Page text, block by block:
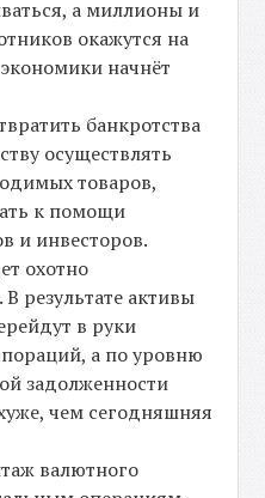
а миллионы и
окажутся на
начнёт
банкротства
осуществлять
товаров,
к помощи
и инвесторов.
охотно
результате активы
в руки
а по уровню
задолженности
чем сегодняшняя
валютного